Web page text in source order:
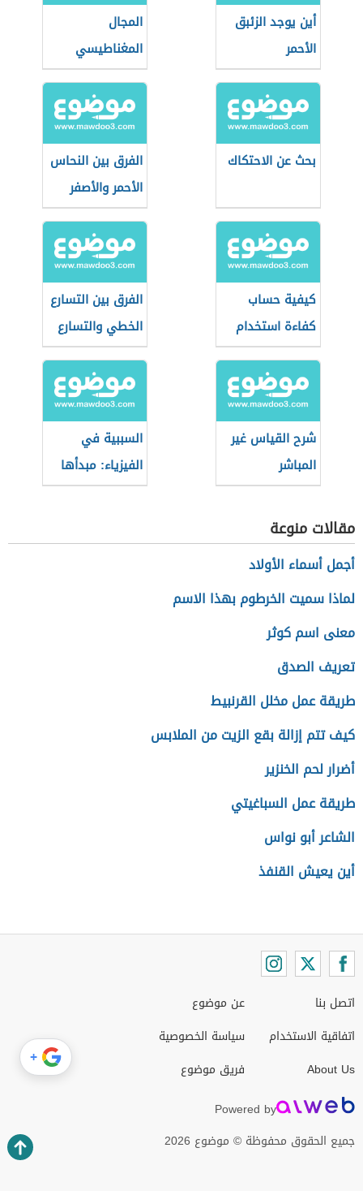
أين يوجد الزئبق
الأحمر
المجال
المغناطيسي
بحث عن الاحتكاك
الفرق بين النحاس
الأحمر والأصفر
كيفية حساب
كفاءة استخدام
الماء
الفرق بين التسارع
الخطي والتسارع
الزاوي
شرح القياس غير
المباشر
السببية في
الفيزياء: مبدأها
ودورها في البحث
مقالات منوعة
أجمل أسماء الأولاد
لماذا سميت الخرطوم بهذا الاسم
معنى اسم كوثر
تعريف الصدق
طريقة عمل مخلل القرنبيط
كيف تتم إزالة بقع الزيت من الملابس
أضرار لحم الخنزير
طريقة عمل السباغيتي
الشاعر أبو نواس
أين يعيش القنفذ
اتصل بنا
اتفاقية الاستخدام
About Us
عن موضوع
سياسة الخصوصية
فريق موضوع
Powered by
جميع الحقوق محفوظة © موضوع 2026
+